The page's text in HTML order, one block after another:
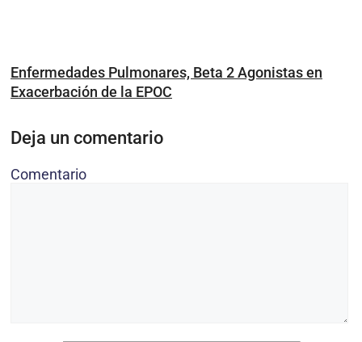
Enfermedades Pulmonares, Beta 2 Agonistas en
Exacerbación de la EPOC
Deja un comentario
Comentario